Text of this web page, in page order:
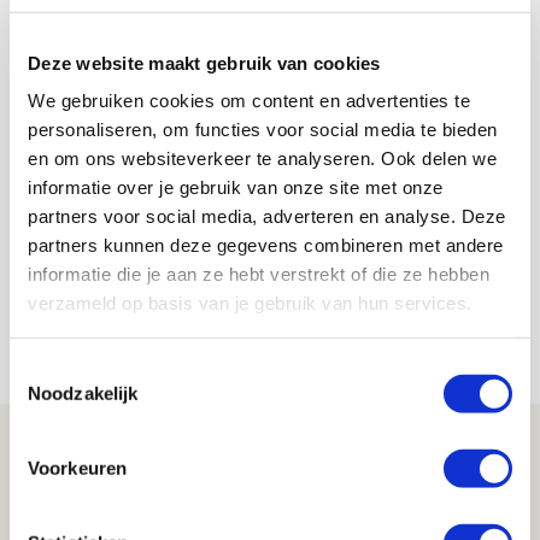
Deze website maakt gebruik van cookies
We gebruiken cookies om content en advertenties te
personaliseren, om functies voor social media te bieden
en om ons websiteverkeer te analyseren. Ook delen we
informatie over je gebruik van onze site met onze
partners voor social media, adverteren en analyse. Deze
partners kunnen deze gegevens combineren met andere
informatie die je aan ze hebt verstrekt of die ze hebben
verzameld op basis van je gebruik van hun services.
Noodzakelijk
Voorkeuren
hoorde je niemand over vele
wissels’
Floris Roos
Bekijk alle berichten van Floris Roos
Net binnen //
leidersrol bij Ajax